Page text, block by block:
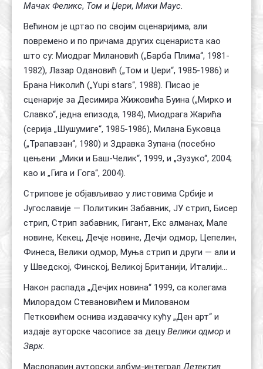
Мачак Феликс, Том и Џери, Мики Маус.
Већином је цртао по својим сценаријима, али
повремено и по причама других сценариста као
што су: Миодраг Милановић („Барба Плима“, 1981-
1982), Лазар Одановић („Том и Џери“, 1985-1986) и
Брана Николић („Yupi stars“, 1988). Писао је
сценарије за Десимира Жижовића Буина („Мирко и
Славко“, једна епизода, 1984), Миодрага Жарића
(серија „Шушумиге“, 1985-1986), Милана Буковца
(„Трапавзан“, 1980) и Здравка Зупана (посебно
цењени: „Мики и Баш-Челик“, 1999, и „Зузуко“, 2004;
као и „Гига и Гога“, 2004).
Стрипове је објављивао у листовима Србије и
Југославије — Политикин Забавник, ЈУ стрип, Бисер
стрип, Стрип забавник, Гигант, Екс алманах, Мале
новине, Кекец, Дечје новине, Дечји одмор, Цепелин,
Финеса, Велики одмор, Муња стрип и други — али и
у Шведској, Финској, Великој Британији, Италији...
Након распада „Дечјих новина“ 1999, са колегама
Милорадом Стевановићем и Милованом
Петковићем оснива издавачку кућу „Ден арт“ и
издаје ауторске часописе за децуВелики одмор и
Зврк.
Масловарин ауторски албум-интеграл Детектив